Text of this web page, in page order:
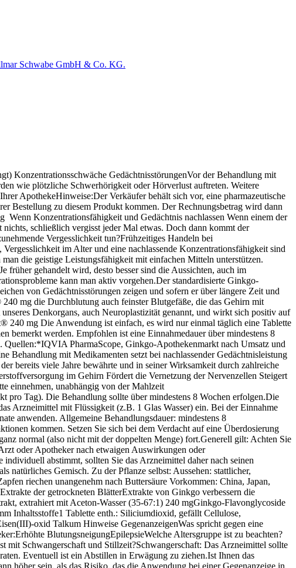
Konzentrationsschwäche GedächtnisstörungenVor der Behandlung mit
wie plötzliche Schwerhörigkeit oder Hörverlust auftreten. Weitere
ApothekeHinweise:Der Verkäufer behält sich vor, eine pharmazeutische
Bestellung zu diesem Produkt kommen. Der Rechnungsbetrag wird dann
Konzentrationsfähigkeit und Gedächtnis nachlassen Wenn einem der
schließlich vergisst jeder Mal etwas. Doch dann kommt der
Vergesslichkeit tun?Frühzeitiges Handeln bei
im Alter und eine nachlassende Konzentrationsfähigkeit sind
die geistige Leistungsfähigkeit mit einfachen Mitteln unterstützen.
früher gehandelt wird, desto besser sind die Aussichten, auch im
kann man aktiv vorgehen.Der standardisierte Ginkgo-
von Gedächtnisstörungen zeigen und sofern er über längere Zeit und
mg die Durchblutung auch feinster Blutgefäße, die das Gehirn mit
Denkorgans, auch Neuroplastizität genannt, und wirkt sich positiv auf
mg Die Anwendung ist einfach, es wird nur einmal täglich eine Tablette
werden. Empfohlen ist eine Einnahmedauer über mindestens 8
PharmaScope, Ginkgo-Apothekenmarkt nach Umsatz und
mit Medikamenten setzt bei nachlassender Gedächtnisleistung
bereits viele Jahre bewährte und in seiner Wirksamkeit durch zahlreiche
im Gehirn Fördert die Vernetzung der Nervenzellen Steigert
einnehmen, unabhängig von der Mahlzeit
pro Tag). Die Behandlung sollte über mindestens 8 Wochen erfolgen.Die
Arzneimittel mit Flüssigkeit (z.B. 1 Glas Wasser) ein. Bei der Einnahme
anwenden. Allgemeine Behandlungsdauer: mindestens 8
kommen. Setzen Sie sich bei dem Verdacht auf eine Überdosierung
normal (also nicht mit der doppelten Menge) fort.Generell gilt: Achten Sie
oder Apotheker nach etwaigen Auswirkungen oder
abstimmt, sollten Sie das Arzneimittel daher nach seinen
Gemisch. Zu der Pflanze selbst: Aussehen: stattlicher,
riechen unangenehm nach Buttersäure Vorkommen: China, Japan,
der getrockneten BlätterExtrakte von Ginkgo verbessern die
extrahiert mit Aceton-Wasser (35-67:1) 240 mgGinkgo-Flavonglycoside
Inhaltsstoffe1 Tablette enth.: Siliciumdioxid, gefällt Cellulose,
oxid Talkum Hinweise GegenanzeigenWas spricht gegen eine
BlutungsneigungEpilepsieWelche Altersgruppe ist zu beachten?
mit Schwangerschaft und Stillzeit?Schwangerschaft: Das Arzneimittel sollte
Eventuell ist ein Abstillen in Erwägung zu ziehen.Ist Ihnen das
höher sein, als das Risiko, das die Anwendung bei einer Gegenanzeige in